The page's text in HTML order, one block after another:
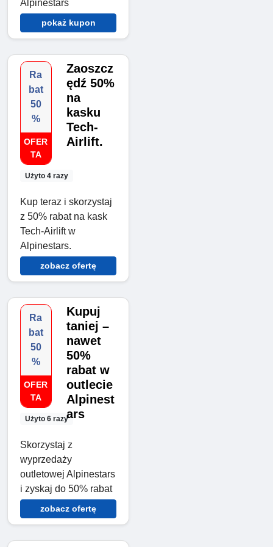
Alpinestars
pokaż kupon
Ra
bat
50
%
OFER
TA
Użyto 4 razy
Zaoszcz
ędź 50%
na
kasku
Tech-
Airlift.
Kup teraz i skorzystaj
z 50% rabat na kask
Tech-Airlift w
Alpinestars.
zobacz ofertę
Ra
bat
50
%
OFER
TA
Użyto 6 razy
Kupuj
taniej –
nawet
50%
rabat w
outlecie
Alpinest
ars
Skorzystaj z
wyprzedaży
outletowej Alpinestars
i zyskaj do 50% rabat
zobacz ofertę